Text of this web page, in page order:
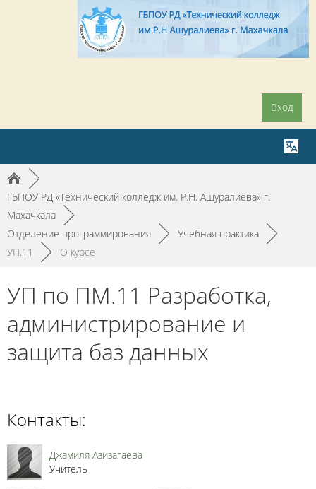
Вход
►
ГБПОУ РД «Технический колледж им. Р.Н. Ашуралиева» г.
Махачкала
►
Отделение программирования
► Учебная практика
►
УП.11
► О курсе
УП по ПМ.11 Разработка,
администрирование и
защита баз данных
Контакты:
Джамиля Азизагаева
Учитель